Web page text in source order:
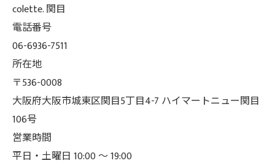
colette. 関目
電話番号
06-6936-7511
所在地
〒536-0008
大阪府大阪市城東区関目5丁目4-7 ハイマートニュー関目
106号
営業時間
平日・土曜日 10:00 ～ 19:00